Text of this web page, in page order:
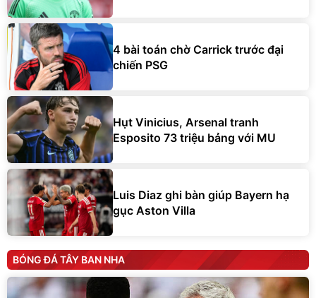
4 bài toán chờ Carrick trước đại
chiến PSG
Hụt Vinicius, Arsenal tranh
Esposito 73 triệu bảng với MU
Luis Diaz ghi bàn giúp Bayern hạ
gục Aston Villa
BÓNG ĐÁ TÂY BAN NHA